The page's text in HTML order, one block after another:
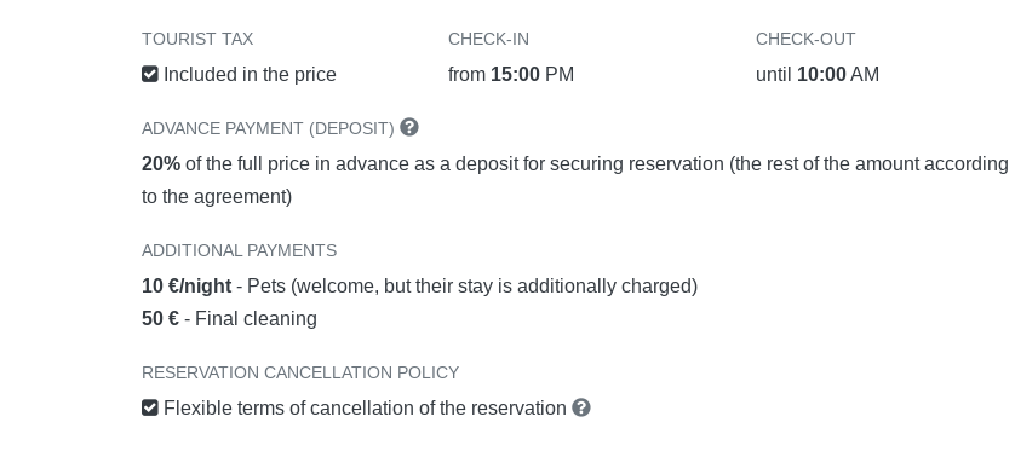
TOURIST TAX
Included in the price
CHECK-IN
from 15:00 PM
CHECK-OUT
until 10:00AM
ADVANCE PAYMENT (DEPOSIT)
20% of the full price in advance as a deposit for securing reservation (the rest of the amount according
to the agreement)
ADDITIONAL PAYMENTS
10 €/night - Pets (welcome, but their stay is additionally charged)
50 € - Final cleaning
RESERVATION CANCELLATION POLICY
Flexible terms of cancellation of the reservation